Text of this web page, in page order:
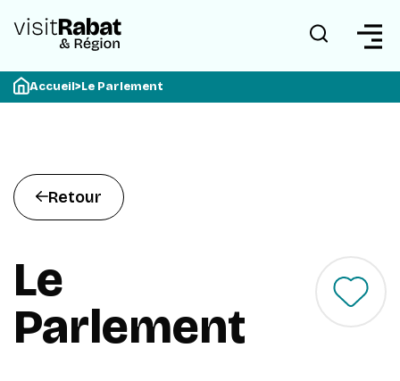
Accueil>Le Parlement
Retour
Le
Parlement